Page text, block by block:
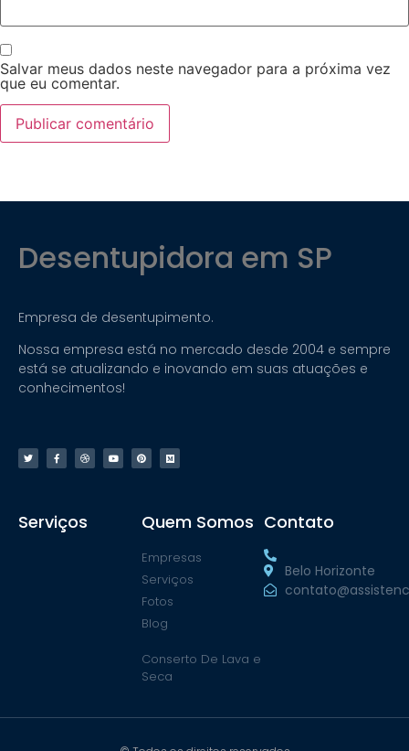
Salvar meus dados neste navegador para a próxima vez
que eu comentar.
Desentupidora em SP
Empresa de desentupimento.
Nossa empresa está no mercado desde 2004 e sempre
está se atualizando e inovando em suas atuações e
conhecimentos!
Serviços Quem Somos
Empresas
Serviços
Fotos
Blog
Conserto De Lava e
Seca
Contato
Belo Horizonte